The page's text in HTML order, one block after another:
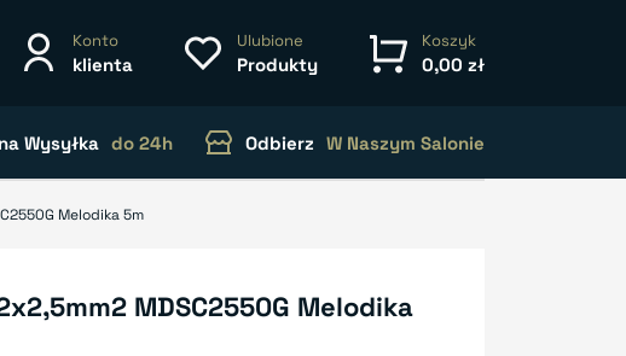
Konto
klienta
Ulubione
Produkty
Koszyk
0,00 zł
Wysyłka do 24h Odbierz W Naszym Salonie
Melodika 5m
MDSC2550G Melodika